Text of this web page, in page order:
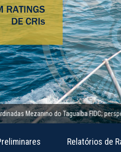
do Taguaíba FIDC; perspectiva
Relatórios de